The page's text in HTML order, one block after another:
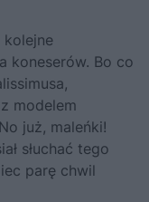
koneserów. Bo co
modelem
już, maleńki!
słuchać tego
parę chwil